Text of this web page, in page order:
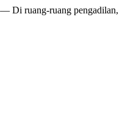
Di ruang-ruang pengadilan,